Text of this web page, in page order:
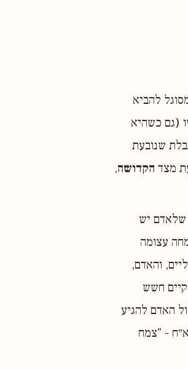
להביא
(גם כשהיא
שנובעת
מצד הקדושה,
שלאדם יש
עצומה
והאדם,
חשש
האדם להגיע
- "צמח